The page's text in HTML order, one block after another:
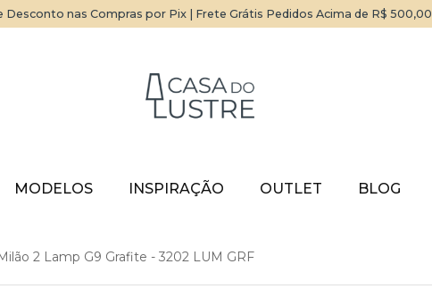
Desconto nas Compras por Pix | Frete Grátis Pedidos Acima de R$ 500,00
MODELOS INSPIRAÇÃO OUTLET BLOG
2 Lamp G9 Grafite - 3202 LUM GRF